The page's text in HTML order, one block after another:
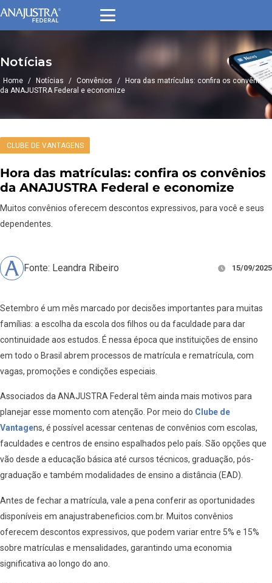
Notícias
Home / Notícias / Convênios /
Hora das matrículas: confira os convênios
da ANAJUSTRA Federal e economize
CLUBE DE VANTAGENS
Hora das matrículas: confira os convênios
da ANAJUSTRA Federal e economize
Muitos convênios oferecem descontos expressivos, para você e seus
dependentes.
Fonte: Leandra Ribeiro 15/09/2025
Setembro é um mês marcado por decisões importantes para muitas
famílias: a escolha da escola dos filhos ou da faculdade para dar
continuidade aos estudos. É nessa época que instituições de ensino
em todo o Brasil abrem processos de matrícula e rematrícula, com
vagas, promoções e condições especiais.
Associados da ANAJUSTRA Federal têm ainda mais motivos para
planejar esse momento com atenção. Por meio do Clube de
Vantagens, é possível acessar centenas de convênios com escolas,
faculdades e centros de ensino espalhados pelo país. São opções que
vão desde a educação básica até cursos técnicos, graduação, pós-
graduação e também modalidades de ensino a distância (EAD).
Antes de fechar a matrícula, vale a pena conferir as oportunidades
disponíveis em anajustrabeneficios.com.br. Muitos convênios
oferecem descontos expressivos, que podem variar entre 5% e 15%
sobre matrículas e mensalidades, garantindo uma economia
significativa ao longo do ano.